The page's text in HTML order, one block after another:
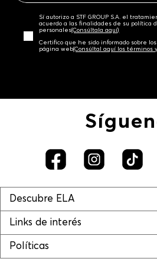
Sí autorizo a STF GROUP S.A. el
acuerdo a las finalidades de su política
personales‎(Consúltala aquí)
Certifico que he sido informado sobre
página web‎(Consúltal aquí los términos
Descubre ELA
Links de interés
Políticas